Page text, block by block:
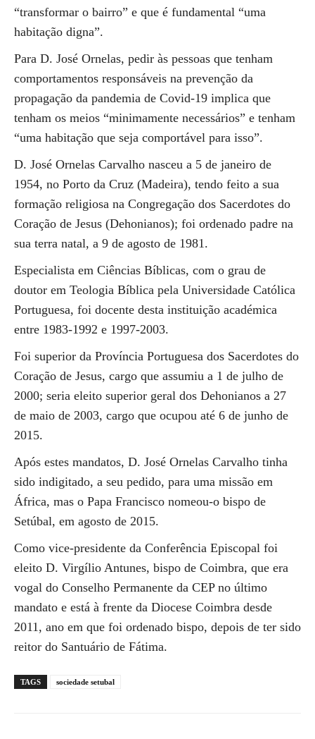
“transformar o bairro” e que é fundamental “uma
habitação digna”.
Para D. José Ornelas, pedir às pessoas que tenham
comportamentos responsáveis na prevenção da
propagação da pandemia de Covid-19 implica que
tenham os meios “minimamente necessários” e tenham
“uma habitação que seja comportável para isso”.
D. José Ornelas Carvalho nasceu a 5 de janeiro de
1954, no Porto da Cruz (Madeira), tendo feito a sua
formação religiosa na Congregação dos Sacerdotes do
Coração de Jesus (Dehonianos); foi ordenado padre na
sua terra natal, a 9 de agosto de 1981.
Especialista em Ciências Bíblicas, com o grau de
doutor em Teologia Bíblica pela Universidade Católica
Portuguesa, foi docente desta instituição académica
entre 1983-1992 e 1997-2003.
Foi superior da Província Portuguesa dos Sacerdotes do
Coração de Jesus, cargo que assumiu a 1 de julho de
2000; seria eleito superior geral dos Dehonianos a 27
de maio de 2003, cargo que ocupou até 6 de junho de
2015.
Após estes mandatos, D. José Ornelas Carvalho tinha
sido indigitado, a seu pedido, para uma missão em
África, mas o Papa Francisco nomeou-o bispo de
Setúbal, em agosto de 2015.
Como vice-presidente da Conferência Episcopal foi
eleito D. Virgílio Antunes, bispo de Coimbra, que era
vogal do Conselho Permanente da CEP no último
mandato e está à frente da Diocese Coimbra desde
2011, ano em que foi ordenado bispo, depois de ter sido
reitor do Santuário de Fátima.
TAGS sociedade setubal